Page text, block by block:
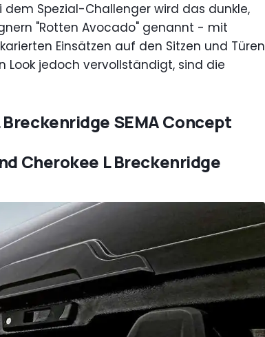
dem Spezial-Challenger wird das dunkle,
"Rotten Avocado" genannt - mit
Einsätzen auf den Sitzen und Türen
Look jedoch vervollständigt, sind die
SEMA Concept
Cherokee L Breckenridge